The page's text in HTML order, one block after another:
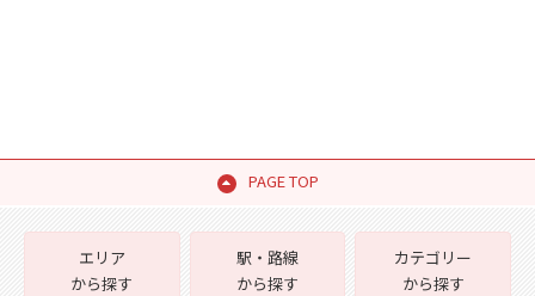
PAGE TOP
エリア
から探す
駅・路線
から探す
カテゴリー
から探す